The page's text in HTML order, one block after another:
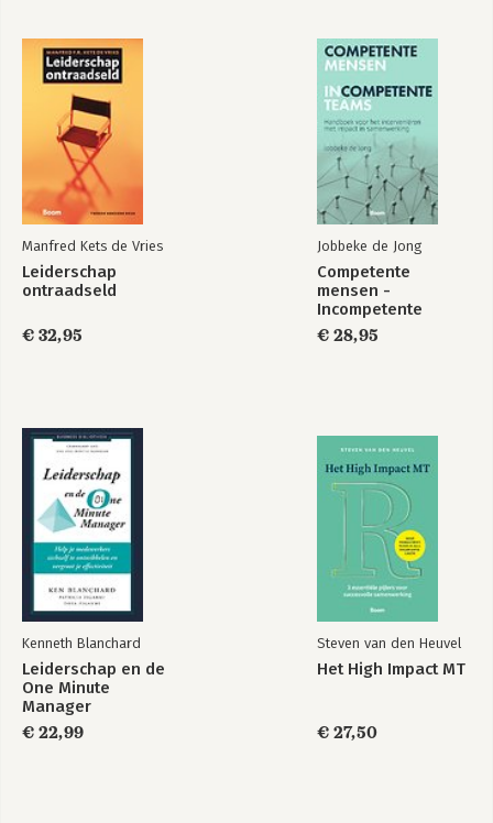
Manfred Kets de Vries
Leiderschap
ontraadseld
€ 32,95
Jobbeke de Jong
Competente
mensen -
Incompetente
teams
€ 28,95
Kenneth Blanchard
Leiderschap en de
One Minute
Manager
€ 22,99
Steven van den Heuvel
Het High Impact MT
€ 27,50